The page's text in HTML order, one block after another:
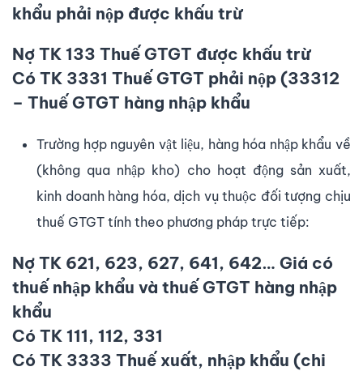
khẩu phải nộp được khấu trừ
Nợ TK 133 Thuế GTGT được khấu trừ
Có TK 3331 Thuế GTGT phải nộp (33312
– Thuế GTGT hàng nhập khẩu
Trường hợp nguyên vật liệu, hàng hóa nhập khẩu về
(không qua nhập kho) cho hoạt động sản xuất,
kinh doanh hàng hóa, dịch vụ thuộc đối tượng chịu
thuế GTGT tính theo phương pháp trực tiếp:
Nợ TK 621, 623, 627, 641, 642… Giá có
thuế nhập khẩu và thuế GTGT hàng nhập
khẩu
Có TK 111, 112, 331
Có TK 3333 Thuế xuất, nhập khẩu (chi